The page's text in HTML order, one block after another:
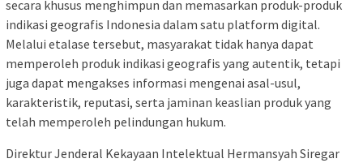
secara khusus menghimpun dan memasarkan produk-produk
indikasi geografis Indonesia dalam satu platform digital.
Melalui etalase tersebut, masyarakat tidak hanya dapat
memperoleh produk indikasi geografis yang autentik, tetapi
juga dapat mengakses informasi mengenai asal-usul,
karakteristik, reputasi, serta jaminan keaslian produk yang
telah memperoleh pelindungan hukum.
Direktur Jenderal Kekayaan Intelektual Hermansyah Siregar